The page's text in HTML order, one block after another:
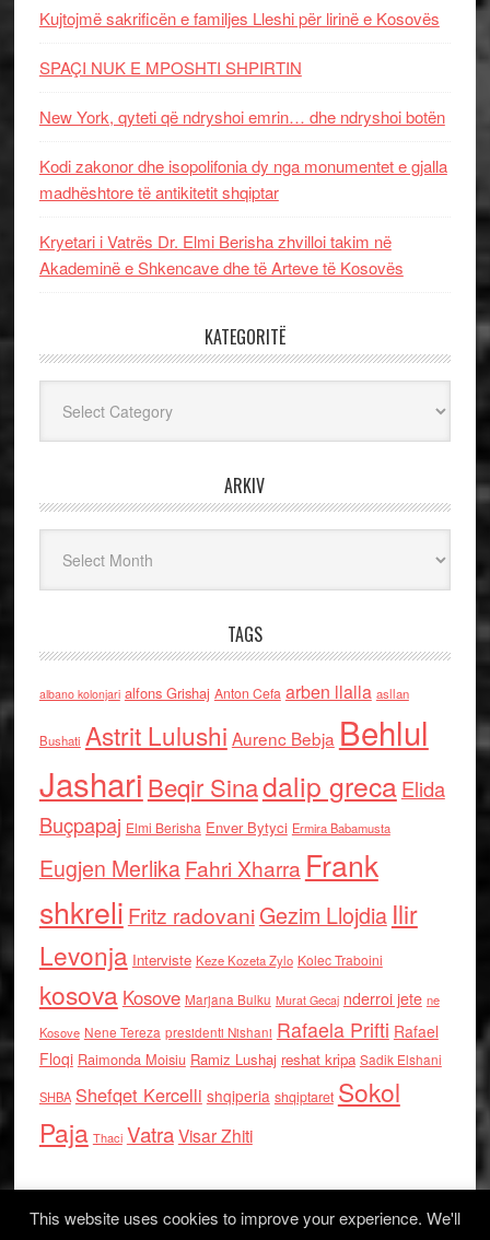
Kujtojmë sakrificën e familjes Lleshi për lirinë e Kosovës
SPAÇI NUK E MPOSHTI SHPIRTIN
New York, qyteti që ndryshoi emrin… dhe ndryshoi botën
Kodi zakonor dhe isopolifonia dy nga monumentet e gjalla
madhështore të antikitetit shqiptar
Kryetari i Vatrës Dr. Elmi Berisha zhvilloi takim në
Akademinë e Shkencave dhe të Arteve të Kosovës
KATEGORITË
ARKIV
TAGS
albano kolonjari alfons Grishaj Anton Cefa arben llalla asllan
Bushati Astrit Lulushi Aurenc Bebja Behlul
Jashari Beqir Sinadalip grecaElida
Buçpapaj Elmi Berisha Enver Bytyci Ermira Babamusta
Eugjen MerlikaFahri Xharra Frank
shkreli Fritz radovaniGezim Llojdia Ilir
Levonja Interviste Keze Kozeta Zylo Kolec Traboini
kosova Kosove Marjana Bulku Murat Gecaj nderroi jete ne
Kosove Nene Tereza presidenti Nishani Rafaela Prifti Rafael
Floqi Raimonda Moisiu Ramiz Lushaj reshat kripa Sadik Elshani
SHBA Shefqet Kercelli shqiperia shqiptaret Sokol
Paja Thaci VatraVisar Zhiti
This website uses cookies to improve your experience. We'll